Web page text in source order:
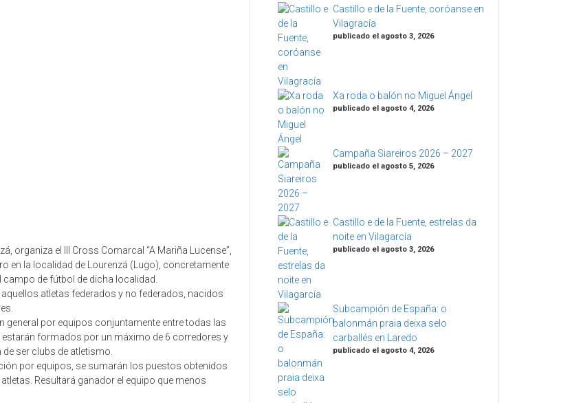
organiza el III Cross Comarcal “A Mariña Lucense”,
en la localidad de Lourenzá (Lugo), concretamente
de fútbol de dicha localidad.
atletas federados y no federados, nacidos
general por equipos conjuntamente entre todas las
formados por un máximo de 6 corredores y
ser clubs de atletismo.
por equipos, se sumarán los puestos obtenidos
Resultará ganador el equipo que menos
Castillo e de la Fuente, coróanse en
Vilagracía
publicado el agosto 3, 2026
Xa roda o balón no Miguel Ángel
publicado el agosto 4, 2026
Campaña Siareiros 2026 – 2027
publicado el agosto 5, 2026
Castillo e de la Fuente, estrelas da
noite en Vilagarcía
publicado el agosto 3, 2026
Subcampión de España: o
balonmán praia deixa selo
carballés en Laredo
publicado el agosto 4, 2026